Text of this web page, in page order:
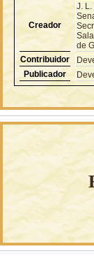
Creador
J. L.
de
Contribuidor
Publicador